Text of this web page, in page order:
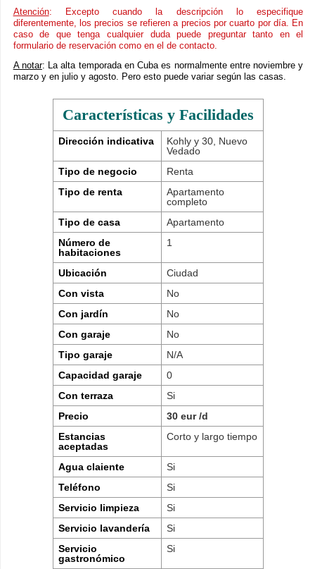
Atención: Excepto cuando la descripción lo especifique
diferentemente, los precios se refieren a precios por cuarto por día. En
caso de que tenga cualquier duda puede preguntar tanto en el
formulario de reservación como en el de contacto.
A notar: La alta temporada en Cuba es normalmente entre noviembre y
marzo y en julio y agosto. Pero esto puede variar según las casas.
Características y Facilidades
Dirección indicativa
Kohly y 30, Nuevo
Vedado
Tipo de negocio
Renta
Tipo de renta
Apartamento
completo
Tipo de casa
Apartamento
Número de
habitaciones
1
Ubicación
Ciudad
Con vista
No
Con jardín
No
Con garaje
No
Tipo garaje
N/A
Capacidad garaje
0
Con terraza
Si
Precio
30 eur /d
Estancias
aceptadas
Corto y largo tiempo
Agua claiente
Si
Teléfono
Si
Servicio limpieza
Si
Servicio lavandería
Si
Servicio
gastronómico
Si